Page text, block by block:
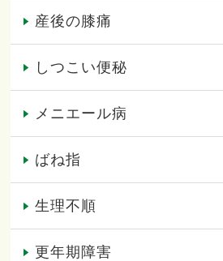
産後の膝痛
しつこい便秘
メニエール病
ばね指
生理不順
更年期障害